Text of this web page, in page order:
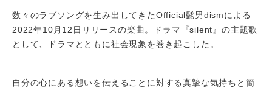
数々のラブソングを生み出してきたOfficial髭男dismによる
2022年10月12日リリースの楽曲。ドラマ『silent』の主題歌
として、ドラマとともに社会現象を巻き起こした。
自分の心にある想いを伝えることに対する真摯な気持ちと簡